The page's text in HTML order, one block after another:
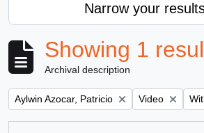
Narrow your
Showing 1
Archival description
Remove filter:
Aylwin Azocar, Patricio Remove filter:
Video